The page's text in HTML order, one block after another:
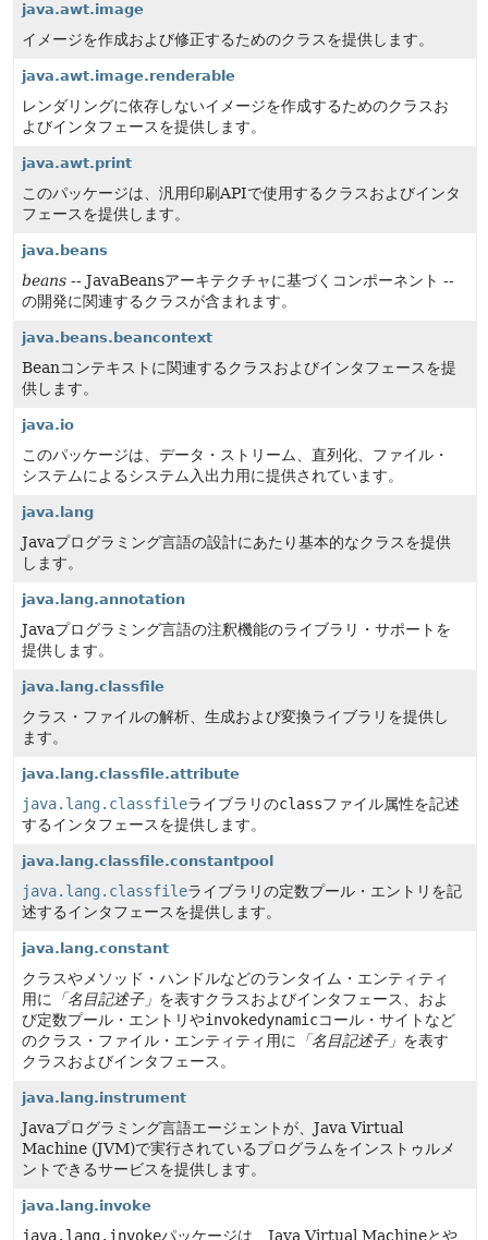
java.awt.image
イメージを作成および修正するためのクラスを提供します。
java.awt.image.renderable
レンダリングに依存しないイメージを作成するためのクラスお
よびインタフェースを提供します。
java.awt.print
このパッケージは、汎用印刷APIで使用するクラスおよびインタ
フェースを提供します。
java.beans
beans -- JavaBeansアーキテクチャに基づくコンポーネント --
の開発に関連するクラスが含まれます。
java.beans.beancontext
Beanコンテキストに関連するクラスおよびインタフェースを提
供します。
java.io
このパッケージは、データ・ストリーム、直列化、ファイル・
システムによるシステム入出力用に提供されています。
java.lang
Javaプログラミング言語の設計にあたり基本的なクラスを提供
します。
java.lang.annotation
Javaプログラミング言語の注釈機能のライブラリ・サポートを
提供します。
java.lang.classfile
クラス・ファイルの解析、生成および変換ライブラリを提供し
ます。
java.lang.classfile.attribute
java.lang.classfileライブラリのclassファイル属性を記述
するインタフェースを提供します。
java.lang.classfile.constantpool
java.lang.classfileライブラリの定数プール・エントリを記
述するインタフェースを提供します。
java.lang.constant
クラスやメソッド・ハンドルなどのランタイム・エンティティ
用に
「名目記述子」 を表すクラスおよびインタフェース、およ
び定数プール・エントリやinvokedynamicコール・サイトなど
のクラス・ファイル・エンティティ用に
「名目記述子」 を表す
クラスおよびインタフェース。
java.lang.instrument
Javaプログラミング言語エージェントが、Java Virtual
Machine (JVM)で実行されているプログラムをインストゥルメ
ントできるサービスを提供します。
java.lang.invoke
java.lang.invokeパッケージは、Java Virtual Machineとや